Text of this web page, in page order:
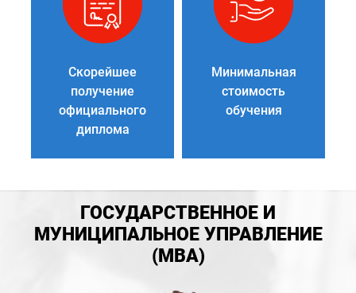
Скорейшее
получение
официального
диплома
Минимальная
стоимость
обучения
ГОСУДАРСТВЕННОЕ И
МУНИЦИПАЛЬНОЕ УПРАВЛЕНИЕ
(MBA)